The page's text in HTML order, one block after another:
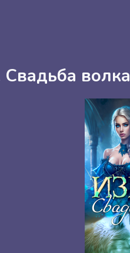
волка